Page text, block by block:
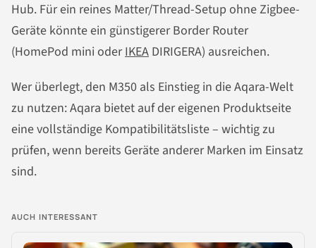
Hub. Für ein reines Matter/Thread-Setup ohne Zigbee-
Geräte könnte ein günstigerer Border Router
(HomePod mini oderIKEA DIRIGERA) ausreichen.
Wer überlegt, den M350 als Einstieg in die Aqara-Welt
zu nutzen: Aqara bietet auf der eigenen Produktseite
eine vollständige Kompatibilitätsliste – wichtig zu
prüfen, wenn bereits Geräte anderer Marken im Einsatz
sind.
AUCH INTERESSANT